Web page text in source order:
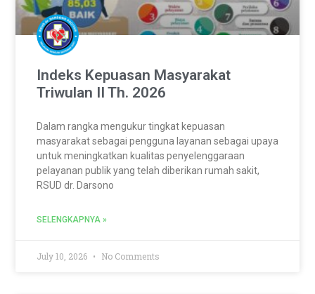
Indeks Kepuasan Masyarakat
Triwulan II Th. 2026
Dalam rangka mengukur tingkat kepuasan
masyarakat sebagai pengguna layanan sebagai upaya
untuk meningkatkan kualitas penyelenggaraan
pelayanan publik yang telah diberikan rumah sakit,
RSUD dr. Darsono
SELENGKAPNYA »
July 10, 2026 No Comments